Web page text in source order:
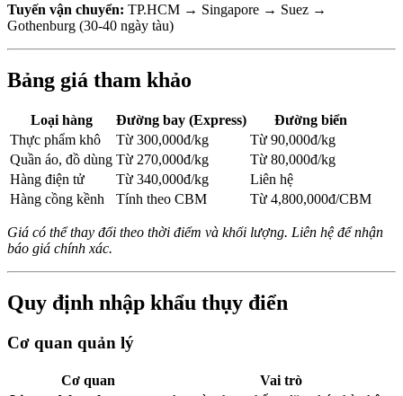
Tuyến vận chuyển: TP.HCM → Singapore → Suez →
Gothenburg (30-40 ngày tàu)
Bảng giá tham khảo
Loại hàng Đường bay (Express)
Đường biển
Thực phẩm khô
Từ 300,000đ/kg
Từ 90,000đ/kg
Quần áo, đồ dùng Từ 270,000đ/kg
Từ 80,000đ/kg
Hàng điện tử
Từ 340,000đ/kg
Liên hệ
Hàng cồng kềnh
Tính theo CBM Từ 4,800,000đ/CBM
Giá có thể thay đổi theo thời điểm và khối lượng. Liên hệ để nhận
báo giá chính xác.
Quy định nhập khẩu thụy điển
Cơ quan quản lý
Cơ quan
Vai trò